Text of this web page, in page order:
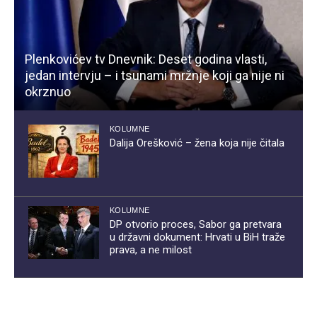
Plenkovićev tv Dnevnik: Deset godina vlasti,
jedan intervju – i tsunami mržnje koji ga nije ni
okrznuo
KOLUMNE
Dalija Orešković – žena koja nije čitala
KOLUMNE
DP otvorio proces, Sabor ga pretvara
u državni dokument: Hrvati u BiH traže
prava, a ne milost